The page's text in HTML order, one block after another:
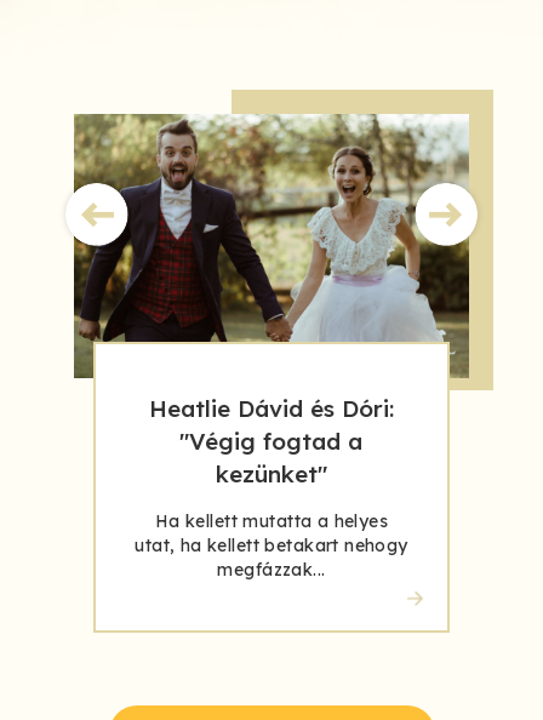
Heatlie Dávid és Dóri:
"Végig fogtad a
kezünket"
Ha kellett mutatta a helyes
utat, ha kellett betakart nehogy
megfázzak...